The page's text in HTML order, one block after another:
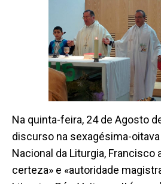
Na quinta-feira, 24 de Agosto
discurso na sexagésima-
Nacional da Liturgia, Francisco
certeza» e «autoridade